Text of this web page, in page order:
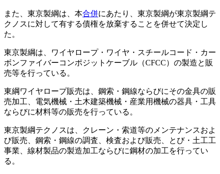
また、東京製綱は、本合併にあたり、東京製綱が東京製綱テ
クノスに対して有する債権を放棄することを併せて決定し
た。
東京製綱は、ワイヤロープ・ワイヤ・スチールコード・カー
ボンファイバーコンポジットケーブル（CFCC）の製造と販
売等を行っている。
東綱ワイヤロープ販売は、鋼索・鋼線ならびにその金具の販
売加工、電気機械・土木建築機械・産業用機械の器具・工具
ならびに材料等の販売を行っている。
東京製綱テクノスは、クレーン・索道等のメンテナンスおよ
び販売、鋼索・鋼線の調査、検査および販売、とび・土工工
事業、線材製品の製造加工ならびに鋼材の加工を行ってい
る。